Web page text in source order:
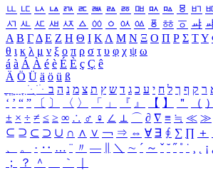
ㅥ ㅦ ㅧ ㅨ ㅩ ㅪ ㅫ ㅬ ㅭ ㅮ ㅯ ㅰ ㅱ ㅲ
ㅺ ㅻ ㅼ ㅽ ㅾ ㅿ ㆀ ㆁ ㆂ ㆃ ㆄ ㆅ ㆆ ㆇ
Α Β ΓΔ Ε Ζ Η Θ Ι ΚΛ Μ Ν Ξ Ο Π Ρ Σ ΤΥ
θ ι κ λ μ ν ξ ο π ρ σ τ υ φ χ ψ ω
á à Á À é è É È ç Ç ê
Ä Ö Ü ä ö ü ß
ִֶֹ ֻּ ׁׂ ר ק ף ך ל ח י ע כ ג ד ש ץ ת צ מ נ ה ב
‘ ’ “ ” 〔 〕 〈 〉 「 」 『 』 【 】 ＂ （ ）
± × ÷ ≠ ≤ ≥ ∞ ∴ ♂ ♀ ∠ ⊥ ⌒ ∂ ∇ ≡ ≒ ≪ ≫
⊆ ⊇ ⊂ ⊃ ∪ ∩ ∧ ∨ ￢ ⇒ ⇔ ∀ ∃ ∮ ∑ ∏ ＋
、
。 · ‥ … ¨ 〃 ― ＼ ∼ ´ ～ ˇ ˘ ˝ ˚ ˙ ¸ ¡
；
？ ＾ ｀